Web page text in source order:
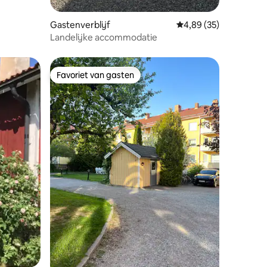
Gastenverblijf Gemiddelde
4,89 (35)
Landelijke accommodatie
Favoriet van gasten
Favoriet van gasten